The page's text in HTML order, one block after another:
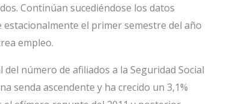
Continúan sucediéndose los datos
el primer semestre del año
empleo.
número de afiliados a la Seguridad Social
senda ascendente y ha crecido un 3,1%